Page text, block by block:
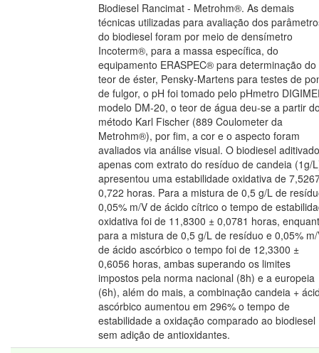
Biodiesel Rancimat - Metrohm®. As demais
técnicas utilizadas para avaliação dos
do biodiesel foram por meio de densímetro
Incoterm®, para a massa específica, do
equipamento ERASPEC® para determinação do
teor de éster, Pensky-Martens para testes de
de fulgor, o pH foi tomado pelo pHmetro
modelo DM-20, o teor de água deu-se a partir
método Karl Fischer (889 Coulometer da
Metrohm®), por fim, a cor e o aspecto foram
avaliados via análise visual. O biodiesel aditivado
apenas com extrato do resíduo de candeia (1g/
apresentou uma estabilidade oxidativa de
0,722 horas. Para a mistura de 0,5 g/L de
0,05% m/V de ácido cítrico o tempo de
oxidativa foi de 11,8300 ± 0,0781 horas,
para a mistura de 0,5 g/L de resíduo e 0,05%
de ácido ascórbico o tempo foi de 12,3300 ±
0,6056 horas, ambas superando os limites
impostos pela norma nacional (8h) e a europeia
(6h), além do mais, a combinação candeia +
ascórbico aumentou em 296% o tempo de
estabilidade a oxidação comparado ao biodiesel
sem adição de antioxidantes.